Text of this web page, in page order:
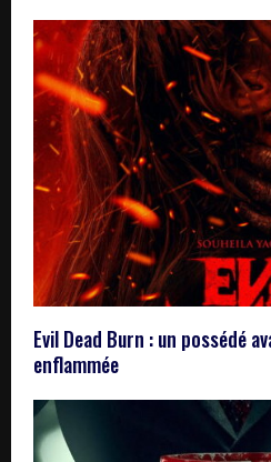
Evil Dead Burn : un possédé
enflammée